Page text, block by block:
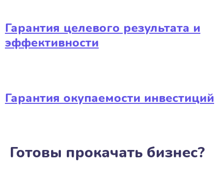
Гарантия целевого результата и
эффективности
Гарантия окупаемости инвестиций
Готовы прокачать бизнес?